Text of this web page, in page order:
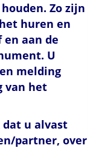
Zo zijn
huren en
aan de
U
melding
van het
u alvast
partner, over